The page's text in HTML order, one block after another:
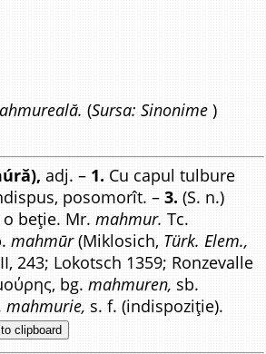
(Sursa: Sinonime )
adj. – 1. Cu capul tulbure
posomorît. –3. (S. n.)
o beție. Mr.mahmur. Tc.
mahmūr(Miklosich, Türk. Elem.,
243; Lokotsch 1359; Ronzevalle
bg.mahmuren, sb.
mahmurie, s. f. (indispoziție).
clipboard